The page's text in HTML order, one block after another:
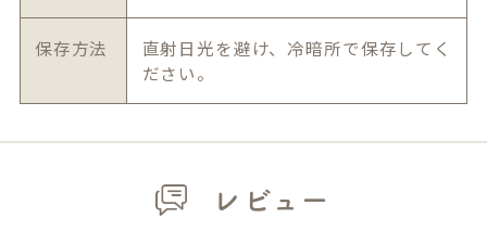
保存方法
直射日光を避け、冷暗所で保存してく
ださい。
レビュー